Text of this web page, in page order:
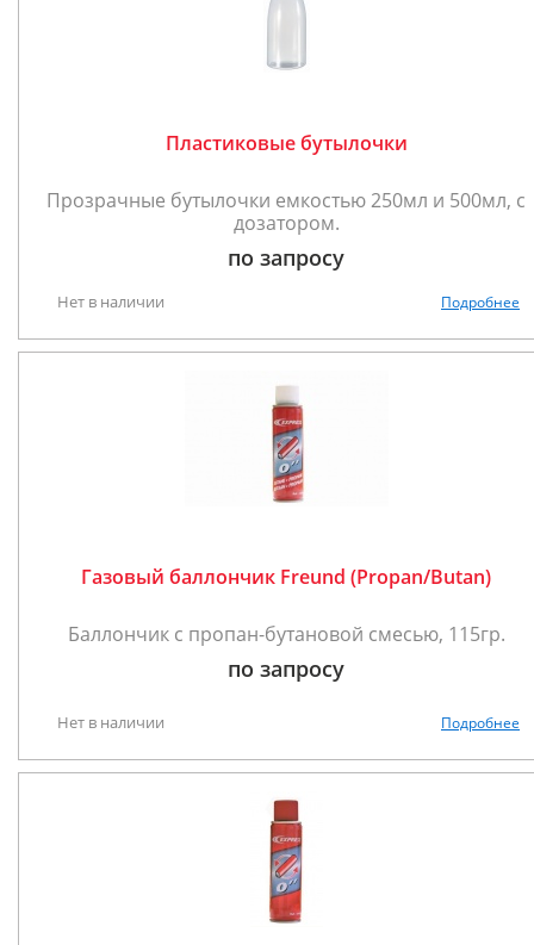
Пластиковые бутылочки
Прозрачные бутылочки емкостью 250мл и 500мл, с
дозатором.
по запросу
Нет в наличии Подробнее
Газовый баллончик Freund (Propan/Butan)
Баллончик с пропан-бутановой смесью, 115гр.
по запросу
Нет в наличии Подробнее